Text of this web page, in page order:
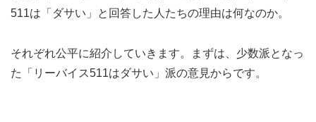
511は「ダサい」と回答した人たちの理由は何なのか。
それぞれ公平に紹介していきます。まずは、少数派となっ
た「リーバイス511はダサい」派の意見からです。